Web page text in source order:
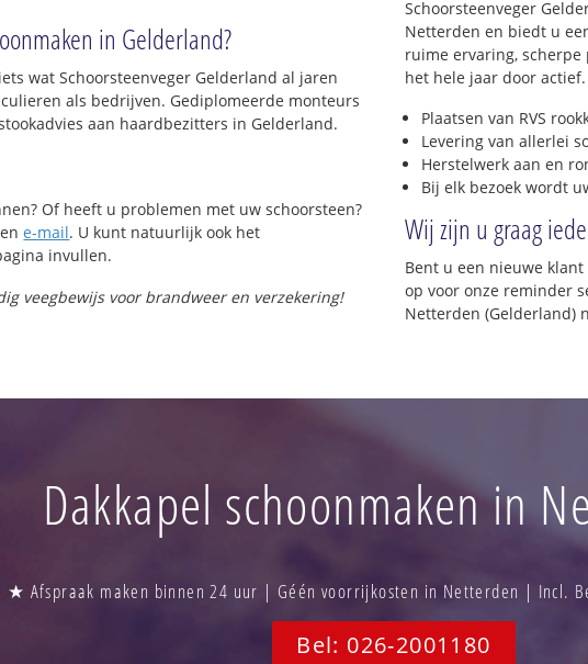
in Gelderland?
wat Schoorsteenveger Gelderland al jaren
als bedrijven. Gediplomeerde monteurs
aan haardbezitters in Gelderland.
Of heeft u problemen met uw schoorsteen?
e-mail. U kunt natuurlijk ook het
invullen.
veegbewijs voor brandweer en verzekering!
Schoorsteenveger
Netterden en biedt u
ruime ervaring, scherpe
het hele jaar door
Plaatsen van RVS
Levering van allerlei
Herstelwerk aan en
Bij elk bezoek wordt
Wij zijn u graag
Bent u een nieuwe
op voor onze reminder
Netterden (Gelderland)
Dakkapel schoonmaken in
★ Afspraak maken binnen 24 uur | Géén voorrijkosten in Netterden | Incl.
Bel: 026-2001180